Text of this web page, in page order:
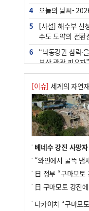
4
오늘의 날씨-
5
[사설] 해수부 신
수도 도약의 전환
6
“낙동강권 삼락·
부산 관광 키우자
풀 꺾일 듯
8
피란마을 67년
미초 통폐합 기로
9
외국인 선원 ‘인
10 수사독점 책임 커
부랴부랴 속도전
[이슈] 세계의 자연